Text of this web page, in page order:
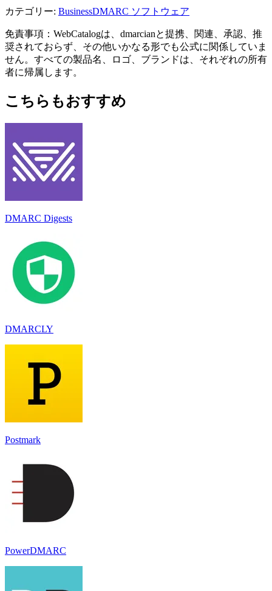
カテゴリー: BusinessDMARC ソフトウェア
免責事項：WebCatalogは、dmarcianと提携、関連、承認、推
奨されておらず、その他いかなる形でも公式に関係していま
せん。すべての製品名、ロゴ、ブランドは、それぞれの所有
者に帰属します。
こちらもおすすめ
DMARC Digests
DMARCLY
Postmark
PowerDMARC